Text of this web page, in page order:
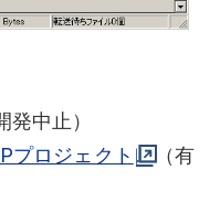
発中止）
プロジェクト
（有